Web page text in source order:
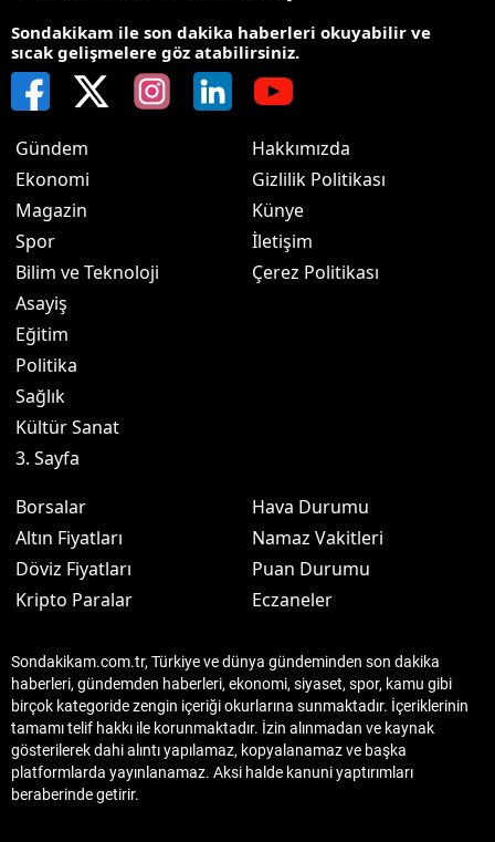
Sondakikam ile son dakika haberleri okuyabilir ve
sıcak gelişmelere göz atabilirsiniz.
Gündem
Ekonomi
Magazin
Spor
Bilim ve Teknoloji
Asayiş
Eğitim
Politika
Sağlık
Kültür Sanat
3. Sayfa
Hakkımızda
Gizlilik Politikası
Künye
İletişim
Çerez Politikası
Borsalar
Altın Fiyatları
Döviz Fiyatları
Kripto Paralar
Hava Durumu
Namaz Vakitleri
Puan Durumu
Eczaneler
Sondakikam.com.tr, Türkiye ve dünya gündeminden son dakika
haberleri, gündemden haberleri, ekonomi, siyaset, spor, kamu gibi
birçok kategoride zengin içeriği okurlarına sunmaktadır. İçeriklerinin
tamamı telif hakkı ile korunmaktadır. İzin alınmadan ve kaynak
gösterilerek dahi alıntı yapılamaz, kopyalanamaz ve başka
platformlarda yayınlanamaz. Aksi halde kanuni yaptırımları
beraberinde getirir.